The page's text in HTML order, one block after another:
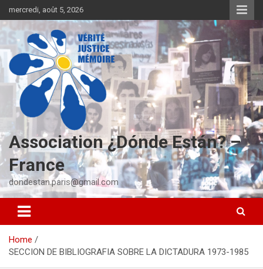
k
t
o
n
t
mercredi, août 5, 2026
Association ¿Dónde Están? –
France
dondestan.paris@gmail.com
Home
SECCION DE BIBLIOGRAFIA SOBRE LA DICTADURA 1973-1985